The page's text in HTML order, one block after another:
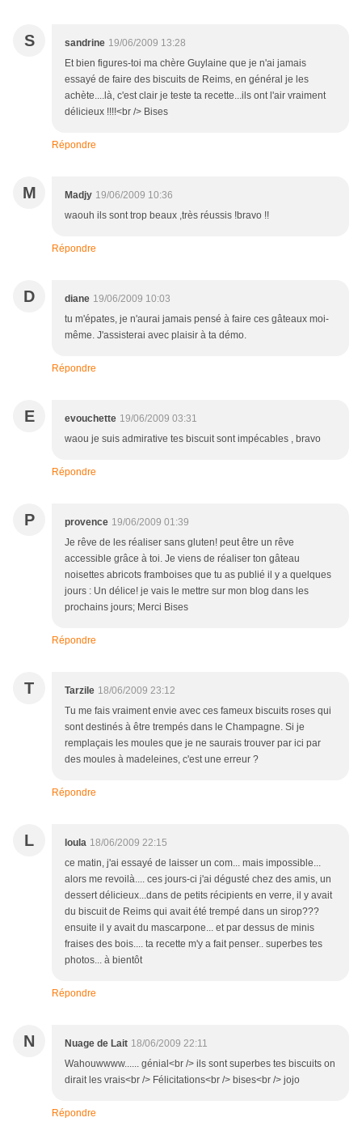
S sandrine 19/06/2009 13:28
Et bien figures-toi ma chère Guylaine que je n'ai jamais
essayé de faire des biscuits de Reims, en général je les
achète....là, c'est clair je teste ta recette...ils ont l'air vraiment
délicieux !!!!<br /> Bises
Répondre
M Madjy 19/06/2009 10:36
waouh ils sont trop beaux ,très réussis !bravo !!
Répondre
D diane 19/06/2009 10:03
tu m'épates, je n'aurai jamais pensé à faire ces gâteaux moi-
même. J'assisterai avec plaisir à ta démo.
Répondre
E evouchette 19/06/2009 03:31
waou je suis admirative tes biscuit sont impécables , bravo
Répondre
P provence 19/06/2009 01:39
Je rêve de les réaliser sans gluten! peut être un rêve
accessible grâce à toi. Je viens de réaliser ton gâteau
noisettes abricots framboises que tu as publié il y a quelques
jours : Un délice! je vais le mettre sur mon blog dans les
prochains jours; Merci Bises
Répondre
T Tarzile 18/06/2009 23:12
Tu me fais vraiment envie avec ces fameux biscuits roses qui
sont destinés à être trempés dans le Champagne. Si je
remplaçais les moules que je ne saurais trouver par ici par
des moules à madeleines, c'est une erreur ?
Répondre
L loula 18/06/2009 22:15
ce matin, j'ai essayé de laisser un com... mais impossible...
alors me revoilà.... ces jours-ci j'ai dégusté chez des amis, un
dessert délicieux...dans de petits récipients en verre, il y avait
du biscuit de Reims qui avait été trempé dans un sirop???
ensuite il y avait du mascarpone... et par dessus de minis
fraises des bois.... ta recette m'y a fait penser.. superbes tes
photos... à bientôt
Répondre
N Nuage de Lait 18/06/2009 22:11
Wahouwwww...... génial<br /> ils sont superbes tes biscuits on
dirait les vrais<br /> Félicitations<br /> bises<br /> jojo
Répondre